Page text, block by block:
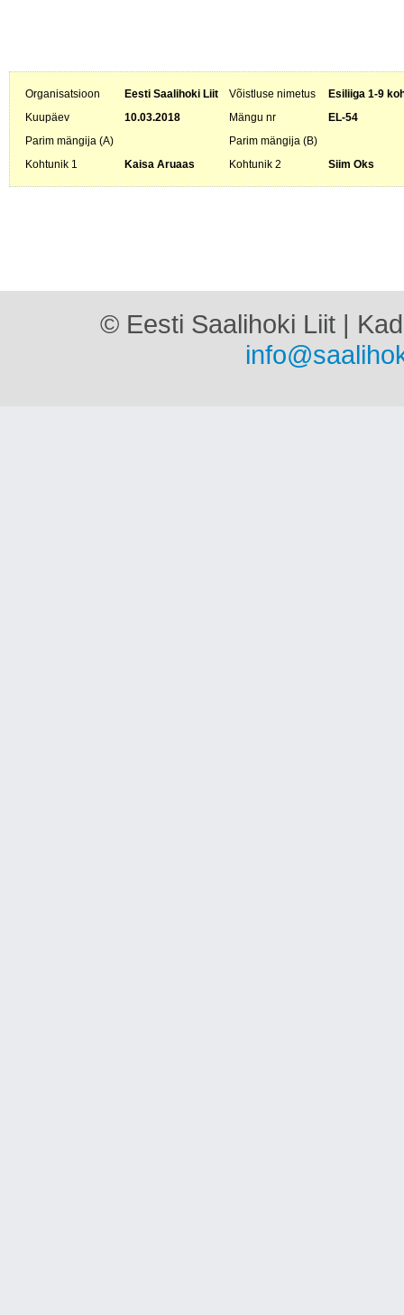
Organisatsioon Eesti Saalihoki Liit Võistluse nimetus
Esiliiga 1-9
Kuupäev
10.03.2018 Mängu nr
EL-54
Parim mängija (A)
Parim mängija (B)
Kohtunik 1
Kaisa Aruaas Kohtunik 2 Siim Oks
© Eesti Saalihoki Liit |